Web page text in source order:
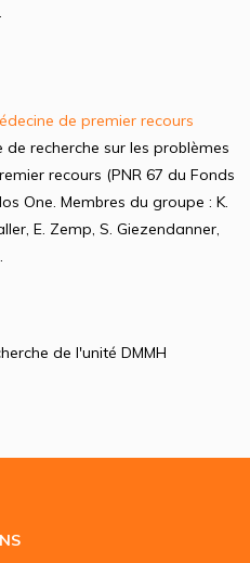
de premier recours
recherche sur les problèmes
recours (PNR 67 du Fonds
One. Membres du groupe : K.
E. Zemp, S. Giezendanner,
de l'unité DMMH